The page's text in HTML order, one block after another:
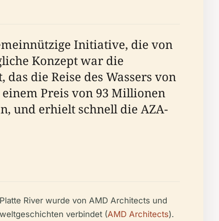
Initiative, die von
Konzept war die
die Reise des Wassers von
Preis von 93 Millionen
und erhielt schnell die AZA-
River wurde von AMD Architects und
verbindet (AMD Architects).